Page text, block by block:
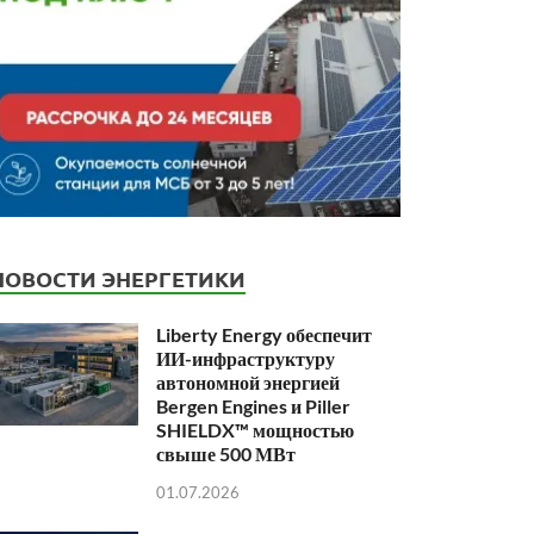
ЭНЕРГЕТИКИ
Liberty Energy обеспечит
ИИ-инфраструктуру
автономной энергией
Bergen Engines и Piller
SHIELDX™ мощностью
свыше 500 МВт
01.07.2026